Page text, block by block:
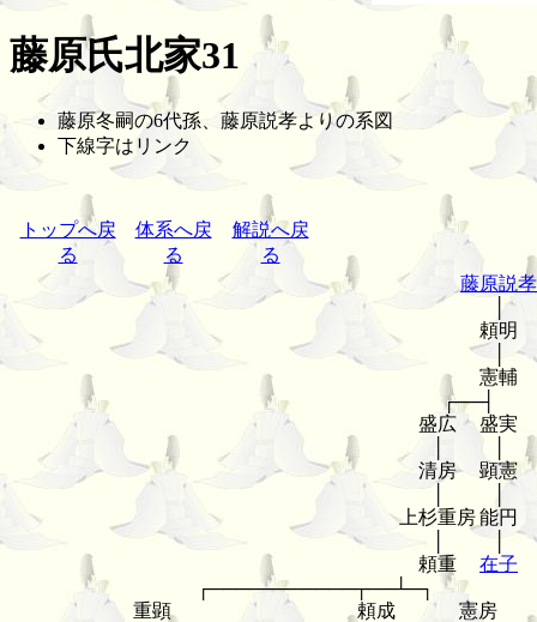
藤原氏北家31
藤原冬嗣の6代孫、藤原説孝よりの系図
下線字はリンク
トップへ戻
る
体系へ戻
る
解説へ戻
る
藤原説孝
頼明
憲輔
┌──┤
盛広
盛実
清房
顕憲
上杉重房能円
頼重
在子
┌───────────┬──┴─┐
重顕
頼成
憲房